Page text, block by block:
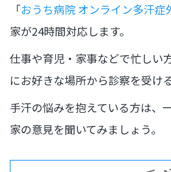
「おうち病院 オンライン多汗症
家が24時間対応します。
仕事や育児・家事などで忙しい
にお好きな場所から診察を受け
手汗の悩みを抱えている方は、
家の意見を聞いてみましょう。